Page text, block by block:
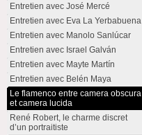
Entretien avec José Mercé
Entretien avec Eva La Yerbabuena
Entretien avec Manolo Sanlúcar
Entretien avec Israel Galván
Entretien avec Mayte Martín
Entretien avec Belén Maya
Le flamenco entre camera obscura
et camera lucida
René Robert, le charme discret
d’un portraitiste